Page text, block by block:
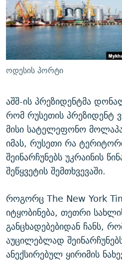
ᲛᲝᲚᲐᲞᲐᲠᲐᲙᲔ ᲢᲔᲥᲡᲢᲔᲑᲘ
ᲨᲘᲜ - ᲣᲪᲮᲝᲔᲗᲨᲘ
ᲚᲘᲢᲔᲠᲐᲢᲣᲠᲣᲚᲘ ᲬᲐᲮᲜᲐᲒᲔᲑᲘ
ᲐᲛᲔᲠᲘᲙᲣᲚᲘ ᲛᲝᲗᲮᲠᲝᲑᲐ
ᲩᲔᲛᲘ ᲡᲘᲙᲕᲓᲘᲚᲘᲡ ᲛᲘᲖᲔᲖᲘᲐ
11 ᲬᲔᲚᲘ - 11 ᲐᲛᲑᲐᲕᲘ
ᲡᲐᲞᲐᲠᲚᲐᲛᲔᲜᲢᲝ ᲐᲠᲩᲔᲕᲜᲔᲑᲘᲡ
ᲑᲐᲕᲨᲕᲔᲑᲘ ᲞᲠᲝᲡᲢᲘᲢᲣᲪᲘᲐᲨᲘ -
ᲐᲒᲕᲘᲡᲢᲝᲡ ᲝᲛᲘ
ПРИВЕТ ᲙᲣᲚᲢᲣᲠᲐ
ᲒᲐᲛᲝᲘᲬᲔᲠᲔ
რთე/რთ-ის ყველა საიტი
ოდესის პორტი
აშშ-ის პრეზიდენტმა
რომ რუსეთის პრეზიდენტ
მისი სატელეფონო
იმას, რუსეთი რა
შეინარჩუნებს უკრაინის
შეწყვეტის შემთხვევაში.
როგორც The New York
იტყობინება, თეთრი
განცხადებებიდან ჩანს,
აუცილებლად
ანექსირებულ ყირიმის